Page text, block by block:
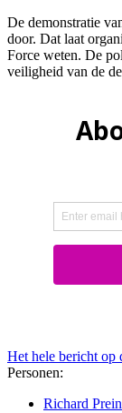
De demonstratie
door. Dat laat
Force weten. De
veiligheid van de
Het hele bericht op
Personen:
Richard Prein